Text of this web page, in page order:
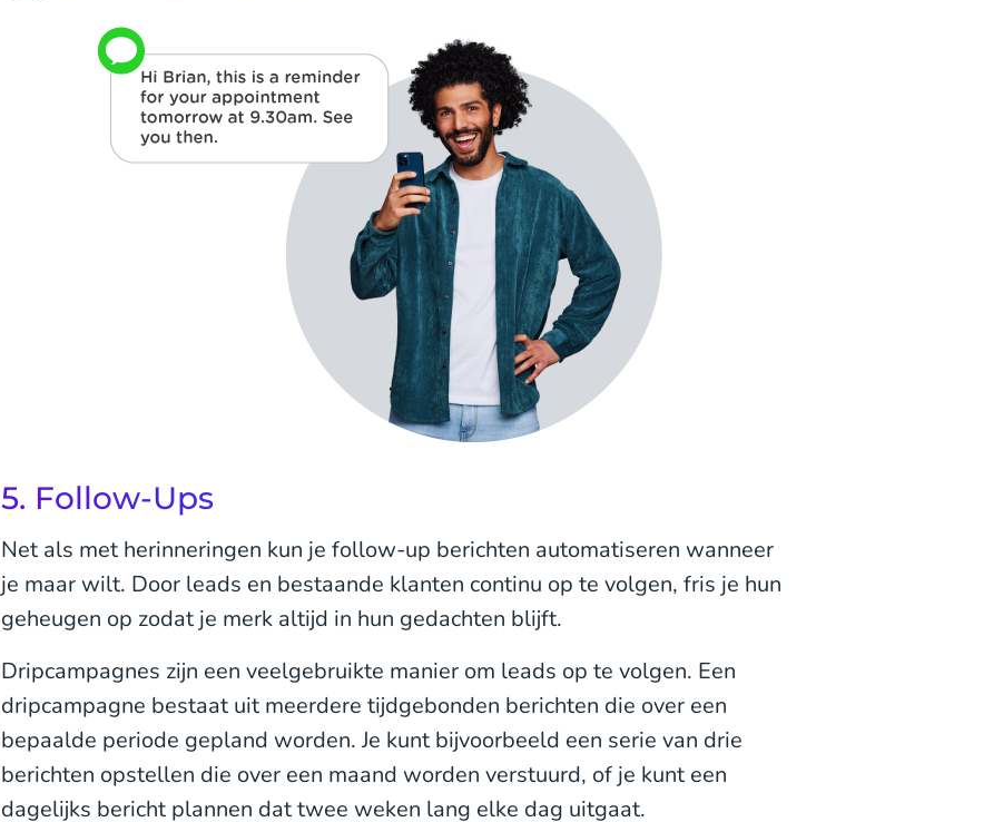
5. Follow-Ups
Net als met herinneringen kun je follow-up berichten automatiseren wanneer
je maar wilt. Door leads en bestaande klanten continu op te volgen, fris je hun
geheugen op zodat je merk altijd in hun gedachten blijft.
Dripcampagnes zijn een veelgebruikte manier om leads op te volgen. Een
dripcampagne bestaat uit meerdere tijdgebonden berichten die over een
bepaalde periode gepland worden. Je kunt bijvoorbeeld een serie van drie
berichten opstellen die over een maand worden verstuurd, of je kunt een
dagelijks bericht plannen dat twee weken lang elke dag uitgaat.